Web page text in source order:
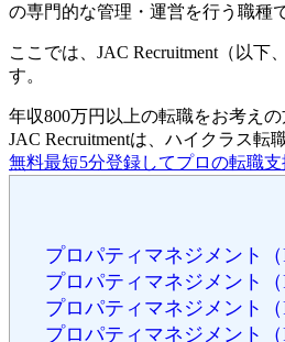
の専門的な管理・運営を行う職種
ここでは、JAC Recruitment（以
す。
年収800万円以上の転職をお考え
JAC Recruitmentは、ハイクラス転
無料最短5分登録してプロの転職
プロパティマネジメント（
プロパティマネジメント
プロパティマネジメント
プロパティマネジメント